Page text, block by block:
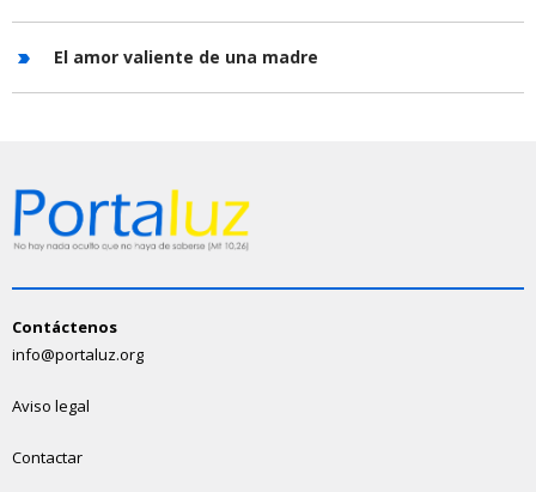
El amor valiente de una madre
Contáctenos
info@portaluz.org
Aviso legal
Contactar